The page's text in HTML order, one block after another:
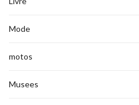
Mode
motos
Musees